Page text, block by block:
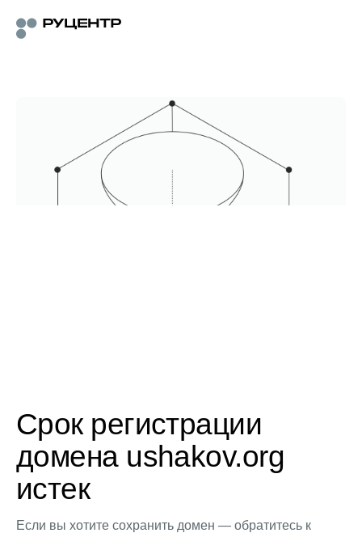
Срок регистрации
домена ushakov.org
истек
Если вы хотите сохранить домен — обратитесь к